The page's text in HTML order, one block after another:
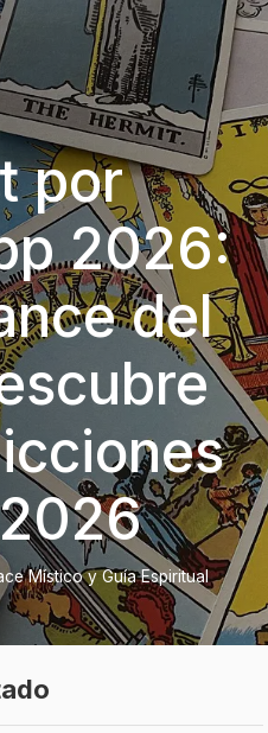
por
2026:
del
Místico y Guía Espiritual